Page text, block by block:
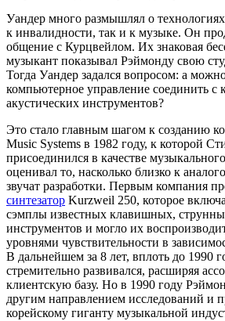
Уандер много размышлял о
к инвалидности, так и к музыке. Он
общение с Курцвейлом. Их знаковая
музыкант показывал Рэймонду свою
Тогда Уандер задался вопросом: а
компьютерное управление соединить с
акустических инструментов?
Это стало главным шагом к созданию
Music Systems в 1982 году, к которой
присоединился в качестве
оценивал то, насколько близко к
звучат разработки. Первым компания
синтезатор Kurzweil 250, которое
сэмплы известных клавишных,
инструментов и могло их
уровнями чувствительности в
В дальнейшем за 8 лет, вплоть до 1990
стремительно развивался, расширяя
клиентскую базу. Но в 1990 году
другим направлением исследований и
корейскому гиганту музыкальной